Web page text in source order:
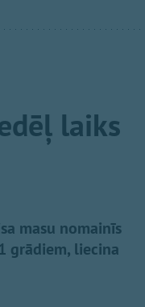
laiks
masu nomainīs
grādiem, liecina